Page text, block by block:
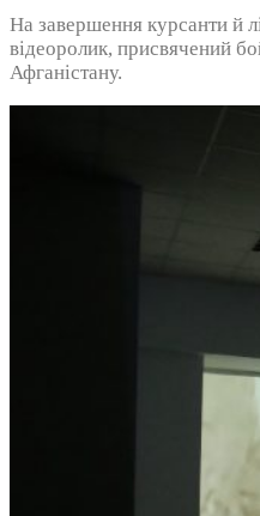
На завершення курсанти й
відеоролик, присвячений
Афганістану.